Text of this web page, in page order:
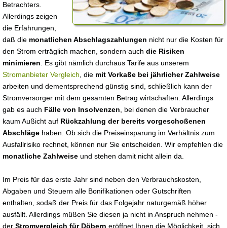
Betrachters.
Allerdings zeigen
die Erfahrungen,
daß die monatlichen Abschlagszahlungen nicht nur die Kosten für
den Strom erträglich machen, sondern auch die Risiken
minimieren . Es gibt nämlich durchaus Tarife aus unserem
Stromanbieter Vergleich , die mit Vorkaße bei jährlicher Zahlweise
arbeiten und dementsprechend günstig sind, schließlich kann der
Stromversorger mit dem gesamten Betrag wirtschaften. Allerdings
gab es auch Fälle von Insolvenzen , bei denen die Verbraucher
kaum Außicht auf Rückzahlung der bereits vorgeschoßenen
Abschläge haben. Ob sich die Preiseinsparung im Verhältnis zum
Ausfallrisiko rechnet, können nur Sie entscheiden. Wir empfehlen die
monatliche Zahlweise und stehen damit nicht allein da.
Im Preis für das erste Jahr sind neben den Verbrauchskosten,
Abgaben und Steuern alle Bonifikationen oder Gutschriften
enthalten, sodaß der Preis für das Folgejahr naturgemäß höher
ausfällt. Allerdings müßen Sie diesen ja nicht in Anspruch nehmen -
der Stromvergleich für Döbern eröffnet Ihnen die Möglichkeit, sich